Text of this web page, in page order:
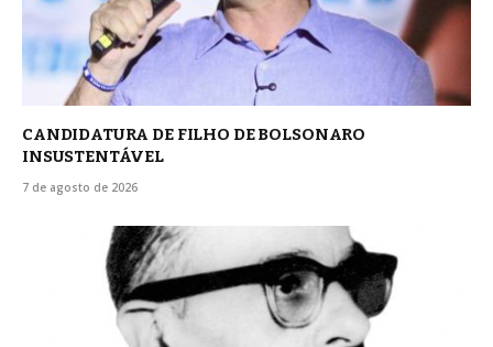
CANDIDATURA DE FILHO DE BOLSONARO
INSUSTENTÁVEL
7 de agosto de 2026